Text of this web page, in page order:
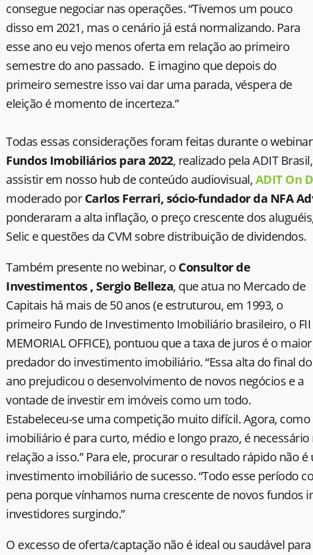
consegue negociar nas operações. “Tivemos um pouco
disso em 2021, mas o cenário já está normalizando. Para
esse ano eu vejo menos oferta em relação ao primeiro
semestre do ano passado. E imagino que depois do
primeiro semestre isso vai dar uma parada, véspera de
eleição é momento de incerteza.”
Todas essas considerações foram feitas durante o webinar
Fundos Imobiliários para 2022, realizado pela ADIT
assistir em nosso hub de conteúdo audiovisual,ADIT On
moderado porCarlos Ferrari, sócio-fundador da NFA
ponderaram a alta inflação, o preço crescente dos
Selic e questões da CVM sobre distribuição de dividendos.
Também presente no webinar, o Consultor de
Investimentos , Sergio Belleza, que atua no Mercado de
Capitais há mais de 50 anos (e estruturou, em 1993, o
primeiro Fundo de Investimento Imobiliário brasileiro, o FII
MEMORIAL OFFICE), pontuou que a taxa de juros é o maior
predador do investimento imobiliário. “Essa alta do final do
ano prejudicou o desenvolvimento de novos negócios e a
vontade de investir em imóveis como um todo.
Estabeleceu-se uma competição muito difícil. Agora,
imobiliário é para curto, médio e longo prazo, é
relação a isso.” Para ele, procurar o resultado rápido não
investimento imobiliário de sucesso. “Todo esse período
pena porque vínhamos numa crescente de novos fundos
investidores surgindo.”
O excesso de oferta/captação não é ideal ou saudável para